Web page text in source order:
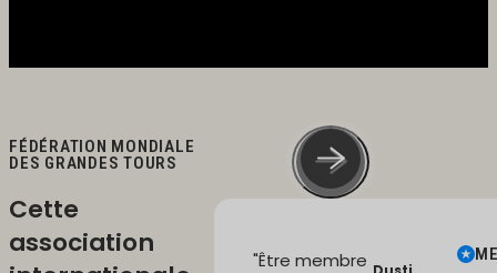
FÉDÉRATION MONDIALE
DES GRANDES TOURS
Cette
association
"Être membre